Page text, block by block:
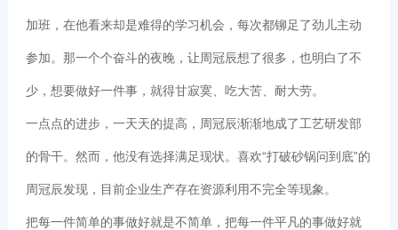
加班，在他看来却是难得的学习机会，每次都铆足了劲儿主动
参加。那一个个奋斗的夜晚，让周冠辰想了很多，也明白了不
少，想要做好一件事，就得甘寂寞、吃大苦、耐大劳。
一点点的进步，一天天的提高，周冠辰渐渐地成了工艺研发部
的骨干。然而，他没有选择满足现状。喜欢“打破砂锅问到底”的
周冠辰发现，目前企业生产存在资源利用不完全等现象。
把每一件简单的事做好就是不简单，把每一件平凡的事做好就